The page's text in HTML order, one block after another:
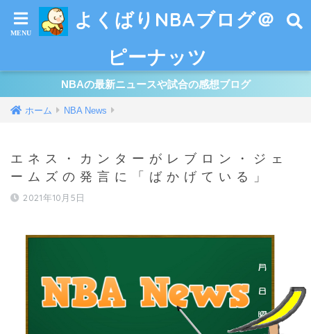
よくばりNBAブログ＠
ピーナッツ
NBAの最新ニュースや試合の感想ブログ
ホーム NBA News
エネス・カンターがレブロン・ジェ
ームズの発言に「ばかげている」
2021年10月5日